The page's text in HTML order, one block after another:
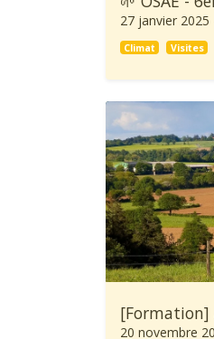
27 janvier 2025
Climat Visites
20 novembre